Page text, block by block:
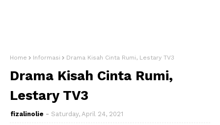
Home Informasi Drama Kisah Cinta Rumi, Lestary TV3
Drama Kisah Cinta Rumi,
Lestary TV3
fizalinolie Saturday, April 24, 2021